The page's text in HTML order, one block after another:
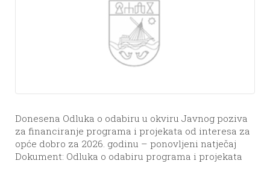
Donesena Odluka o odabiru u okviru Javnog poziva
za financiranje programa i projekata od interesa za
opće dobro za 2026. godinu – ponovljeni natječaj
Dokument: Odluka o odabiru programa i projekata